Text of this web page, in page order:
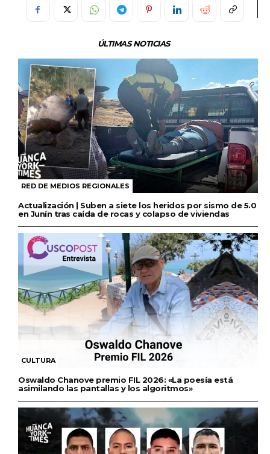
ÚLTIMAS NOTICIAS
RED DE MEDIOS REGIONALES
Actualización | Suben a siete los heridos por sismo de 5.0
en Junín tras caída de rocas y colapso de viviendas
CULTURA
Oswaldo Chanove premio FIL 2026: «La poesía está
asimilando las pantallas y los algoritmos»